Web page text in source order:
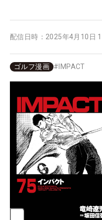
配信日時： 2025年4月10日
ゴルフ漫画 # IMPACT